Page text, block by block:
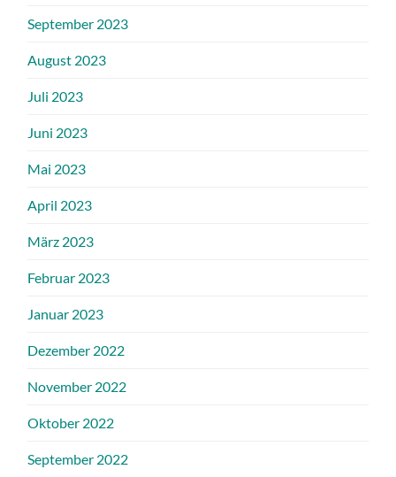
September 2023
August 2023
Juli 2023
Juni 2023
Mai 2023
April 2023
März 2023
Februar 2023
Januar 2023
Dezember 2022
November 2022
Oktober 2022
September 2022